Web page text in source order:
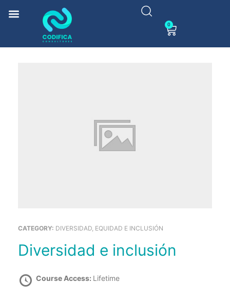
0
CATEGORY: DIVERSIDAD, EQUIDAD E INCLUSIÓN
Diversidad e inclusión
Course Access: Lifetime